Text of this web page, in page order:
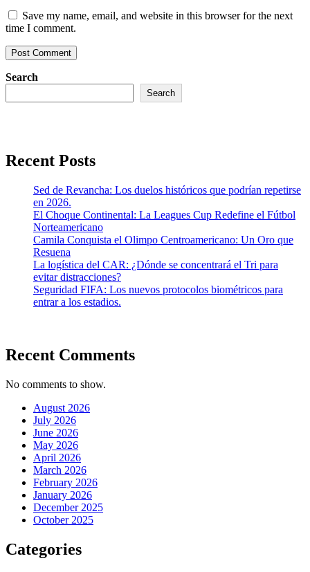
Save my name, email, and website in this browser for the next
time I comment.
Search
Search
Recent Posts
Sed de Revancha: Los duelos históricos que podrían repetirse
en 2026.
El Choque Continental: La Leagues Cup Redefine el Fútbol
Norteamericano
Camila Conquista el Olimpo Centroamericano: Un Oro que
Resuena
La logística del CAR: ¿Dónde se concentrará el Tri para
evitar distracciones?
Seguridad FIFA: Los nuevos protocolos biométricos para
entrar a los estadios.
Recent Comments
No comments to show.
August 2026
July 2026
June 2026
May 2026
April 2026
March 2026
February 2026
January 2026
December 2025
October 2025
Categories